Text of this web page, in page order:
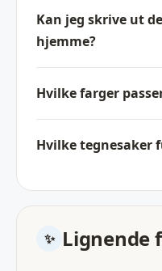
Kan jeg skrive ut
hjemme?
Hvilke farger
Hvilke tegnesaker
Lignende